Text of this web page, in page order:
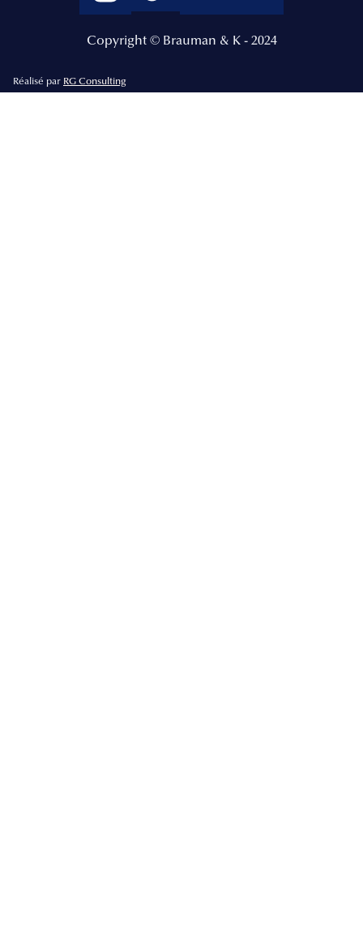
Copyright © Brauman & K - 2024
Réalisé par RG Consulting